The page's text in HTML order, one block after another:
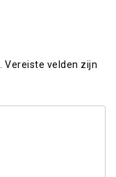
Vereiste velden zijn